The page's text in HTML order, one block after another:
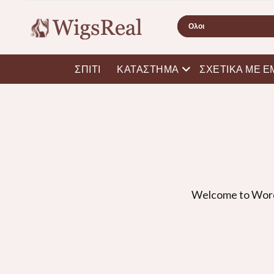
Ερευνα
ΣΠΊΤΙ ΚΑΤΆΣΤΗΜΑ ανοιχτό μενού
ΣΧΕΤΙΚΆ ΜΕ
Welcome to